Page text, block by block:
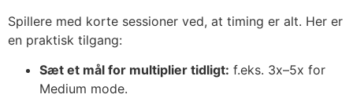
Spillere med korte sessioner ved, at timing er alt. Her er
en praktisk tilgang:
Sæt et mål for multiplier tidligt: f.eks. 3x–5x for
Medium mode.